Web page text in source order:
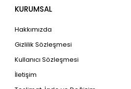
KURUMSAL
Hakkımızda
Gizlilik Sözleşmesi
Kullanıcı Sözleşmesi
İletişim